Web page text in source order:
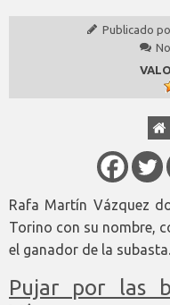
Publicado
Rafa Martín Vázquez
Torino con su nombre,
el ganador de la subasta.
Pujar por las